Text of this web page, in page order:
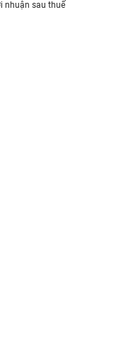
nhuận sau thuế